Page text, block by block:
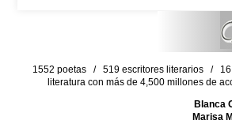
1552 poetas / 519 escritores literarios /
literatura con más de 4,500 millones de
Blanca
Marisa